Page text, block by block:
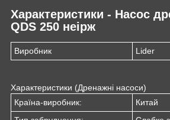
Характеристики - Насос
QDS 250 неірж
Виробник Lider
Характеристики (Дренажні насоси)
Країна-виробник:
Китай